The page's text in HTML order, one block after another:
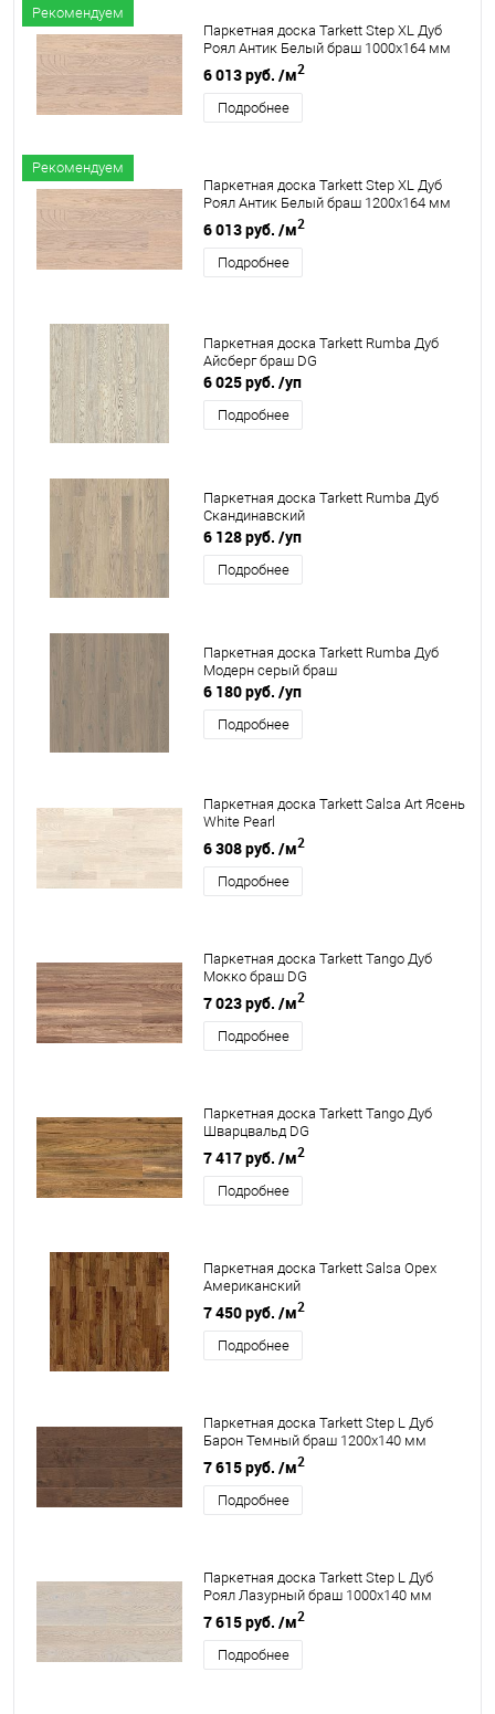
Рекомендуем
Паркетная доска Tarkett Step XL Дуб
Роял Антик Белый браш 1000х164 мм
6 013 руб. /м2
Подробнее
Рекомендуем
Паркетная доска Tarkett Step XL Дуб
Роял Антик Белый браш 1200х164 мм
6 013 руб. /м2
Подробнее
Паркетная доска Tarkett Rumba Дуб
Айсберг браш DG
6 025 руб. /уп
Подробнее
Паркетная доска Tarkett Rumba Дуб
Cкандинавский
6 128 руб. /уп
Подробнее
Паркетная доска Tarkett Rumba Дуб
Модерн серый браш
6 180 руб. /уп
Подробнее
Паркетная доска Tarkett Salsa Art Ясень
White Pearl
6 308 руб. /м2
Подробнее
Паркетная доска Tarkett Tango Дуб
Мокко браш DG
7 023 руб. /м2
Подробнее
Паркетная доска Tarkett Tango Дуб
Шварцвальд DG
7 417 руб. /м2
Подробнее
Паркетная доска Tarkett Salsa Орех
Американский
7 450 руб. /м2
Подробнее
Паркетная доска Tarkett Step L Дуб
Барон Темный браш 1200х140 мм
7 615 руб. /м2
Подробнее
Паркетная доска Tarkett Step L Дуб
Роял Лазурный браш 1000х140 мм
7 615 руб. /м2
Подробнее